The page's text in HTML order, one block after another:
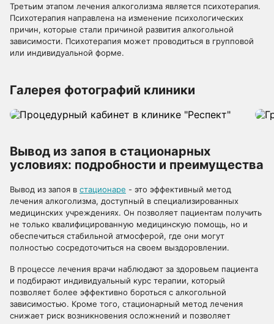
Третьим этапом лечения алкоголизма является психотерапия.
Психотерапия направлена на изменение психологических
причин, которые стали причиной развития алкогольной
зависимости. Психотерапия может проводиться в групповой
или индивидуальной форме.
Галерея фотографий клиники
Вывод из запоя в стационарных
условиях: подробности и преимущества
Вывод из запоя в стационаре - это эффективный метод
лечения алкоголизма, доступный в специализированных
медицинских учреждениях. Он позволяет пациентам получить
не только квалифицированную медицинскую помощь, но и
обеспечиться стабильной атмосферой, где они могут
полностью сосредоточиться на своем выздоровлении.
В процессе лечения врачи наблюдают за здоровьем пациента
и подбирают индивидуальный курс терапии, который
позволяет более эффективно бороться с алкогольной
зависимостью. Кроме того, стационарный метод лечения
снижает риск возникновения осложнений и позволяет